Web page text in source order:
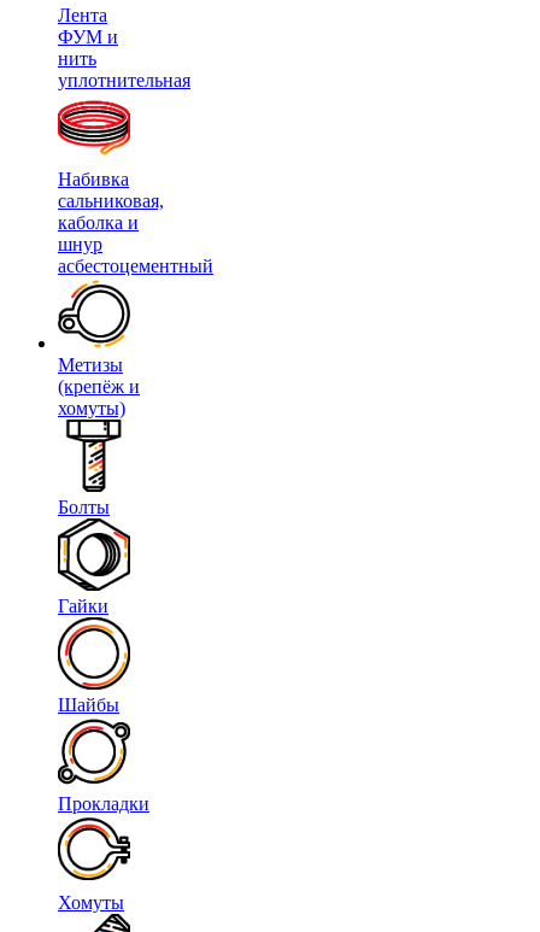
Лента
ФУМ и
нить
уплотнительная
Набивка
сальниковая,
каболка и
шнур
асбестоцементный
Метизы
(крепёж и
хомуты)
Болты
Гайки
Шайбы
Прокладки
Хомуты